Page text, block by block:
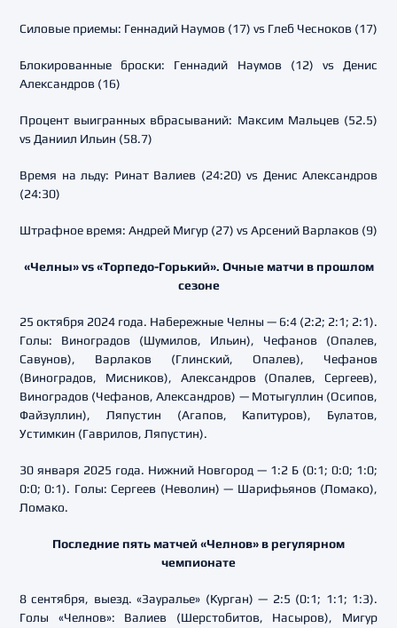
Силовые приемы: Геннадий Наумов (17) vs Глеб Чесноков (17)
Блокированные броски: Геннадий Наумов (12) vs Денис
Александров (16)
Процент выигранных вбрасываний: Максим Мальцев (52.5)
vs Даниил Ильин (58.7)
Время на льду: Ринат Валиев (24:20) vs Денис Александров
(24:30)
Штрафное время: Андрей Мигур (27) vs Арсений Варлаков (9)
«Челны» vs «Торпедо-Горький». Очные матчи в прошлом
сезоне
25 октября 2024 года. Набережные Челны — 6:4 (2:2; 2:1; 2:1).
Голы: Виноградов (Шумилов, Ильин), Чефанов (Опалев,
Савунов), Варлаков (Глинский, Опалев), Чефанов
(Виноградов, Мисников), Александров (Опалев, Сергеев),
Виноградов (Чефанов, Александров) — Мотыгуллин (Осипов,
Файзуллин), Ляпустин (Агапов, Капитуров), Булатов,
Устимкин (Гаврилов, Ляпустин).
30 января 2025 года. Нижний Новгород — 1:2 Б (0:1; 0:0; 1:0;
0:0; 0:1). Голы: Сергеев (Неволин) — Шарифьянов (Ломако),
Ломако.
Последние пять матчей «Челнов» в регулярном
чемпионате
8 сентября, выезд. «Зауралье» (Курган) — 2:5 (0:1; 1:1; 1:3).
Голы «Челнов»: Валиев (Шерстобитов, Насыров), Мигур